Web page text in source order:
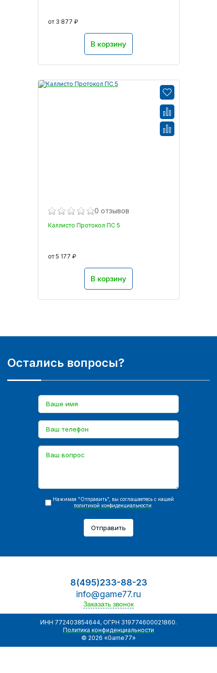
от 3 877 ₽
В корзину
0 отзывов
Каллисто Протокол ПС 5
от 5 177 ₽
В корзину
Остались вопросы?
Нажимая "Отправить", вы соглашаетесь с нашей
политикой конфиденциальности
Отправить
8(495)233-88-23
info@game77.ru
Заказать звонок
ИНН 772403854644, ОГРН 319774600021860.
Политика конфиденциальности
© 2026 «Game77»